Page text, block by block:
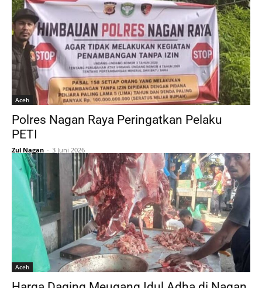
Aceh
Polres Nagan Raya Peringatkan Pelaku
PETI
Zul Nagan - 3 Juni 2026
Aceh